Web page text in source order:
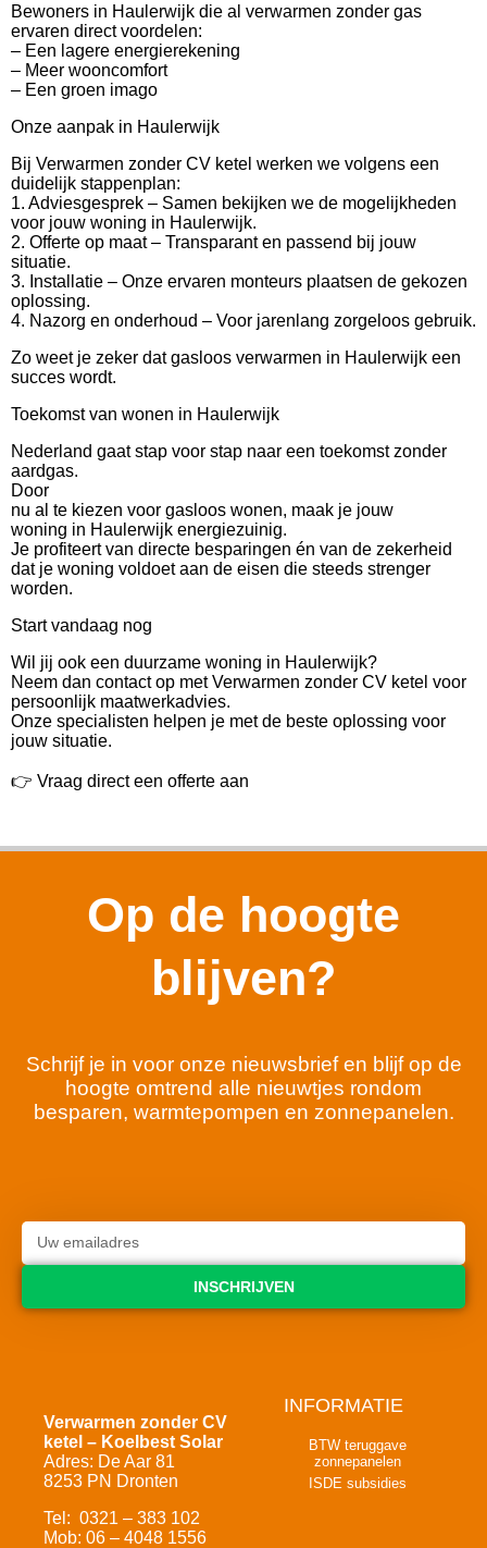
Bewoners in Haulerwijk die al verwarmen zonder gas
ervaren direct voordelen:
– Een lagere energierekening
– Meer wooncomfort
– Een groen imago
Onze aanpak in Haulerwijk
Bij Verwarmen zonder CV ketel werken we volgens een
duidelijk stappenplan:
1. Adviesgesprek – Samen bekijken we de mogelijkheden
voor jouw woning in Haulerwijk.
2. Offerte op maat – Transparant en passend bij jouw
situatie.
3. Installatie – Onze ervaren monteurs plaatsen de gekozen
oplossing.
4. Nazorg en onderhoud – Voor jarenlang zorgeloos gebruik.
Zo weet je zeker dat gasloos verwarmen in Haulerwijk een
succes wordt.
Toekomst van wonen in Haulerwijk
Nederland gaat stap voor stap naar een toekomst zonder
aardgas.
Door
nu al te kiezen voor gasloos wonen, maak je jouw
woning in Haulerwijk energiezuinig.
Je profiteert van directe besparingen én van de zekerheid
dat je woning voldoet aan de eisen die steeds strenger
worden.
Start vandaag nog
Wil jij ook een duurzame woning in Haulerwijk?
Neem dan contact op met Verwarmen zonder CV ketel voor
persoonlijk maatwerkadvies.
Onze specialisten helpen je met de beste oplossing voor
jouw situatie.
👉 Vraag direct een offerte aan
Op de hoogte
blijven?
Schrijf je in voor onze nieuwsbrief en blijf op de
hoogte omtrend alle nieuwtjes rondom
besparen, warmtepompen en zonnepanelen.
INSCHRIJVEN
Verwarmen zonder CV
ketel – Koelbest Solar
Adres: De Aar 81
8253 PN Dronten
Tel: 0321 – 383 102
Mob: 06 – 4048 1556
INFORMATIE
BTW teruggave
zonnepanelen
ISDE subsidies